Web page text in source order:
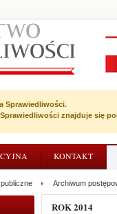
Sprawiedliwości.
znajduje się
KONTAKT
Archiwum
ROK 2014